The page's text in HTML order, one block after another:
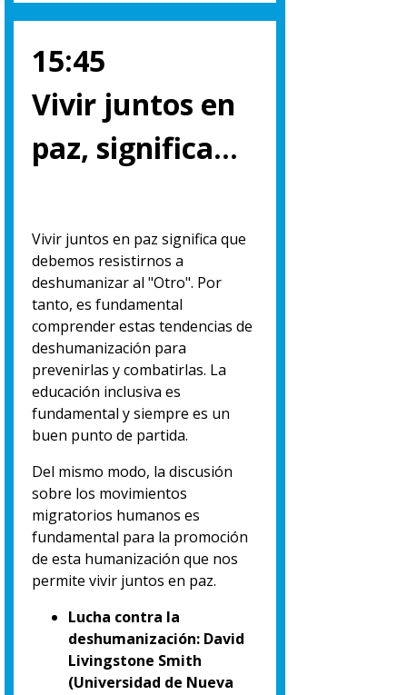
15:45
Vivir juntos en
paz, significa…
Vivir juntos en paz significa que
debemos resistirnos a
deshumanizar al "Otro". Por
tanto, es fundamental
comprender estas tendencias de
deshumanización para
prevenirlas y combatirlas. La
educación inclusiva es
fundamental y siempre es un
buen punto de partida.
Del mismo modo, la discusión
sobre los movimientos
migratorios humanos es
fundamental para la promoción
de esta humanización que nos
permite vivir juntos en paz.
Lucha contra la
deshumanización: David
Livingstone Smith
(Universidad de Nueva